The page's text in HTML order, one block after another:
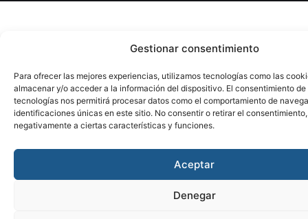
Gestionar consentimiento
Para ofrecer las mejores experiencias, utilizamos tecnologías como las
almacenar y/o acceder a la información del dispositivo. El consentimiento de
tecnologías nos permitirá procesar datos como el comportamiento de
identificaciones únicas en este sitio. No consentir o retirar el
negativamente a ciertas características y funciones.
Aceptar
Denegar